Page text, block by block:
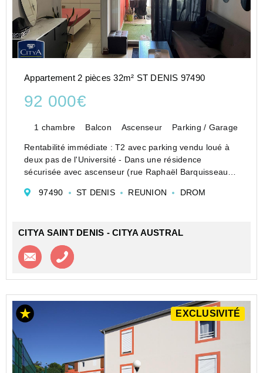
Appartement 2 pièces 32m² ST DENIS 97490
92 000€
1 chambre Balcon Ascenseur Parking / Garage
Rentabilité immédiate : T2 avec parking vendu loué à
deux pas de l'Université - Dans une résidence
sécurisée avec ascenseur (rue Raphaël Barquisseau),
Sainte-Clotilde (97490), à proximité immédiate de l�...
97490 ST DENIS REUNION DROM
CITYA SAINT DENIS - CITYA AUSTRAL
Contacter l'agence
EXCLUSIVITÉ